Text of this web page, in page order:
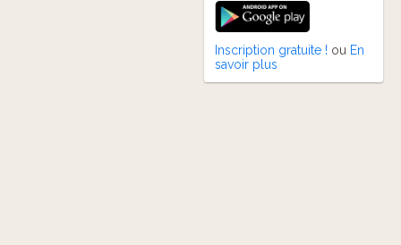
Inscription gratuite ! ou En
savoir plus